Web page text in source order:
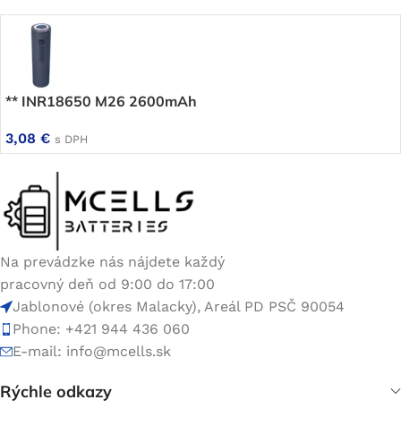
** INR18650 M26 2600mAh
3,08 € s DPH
Na prevádzke nás nájdete každý
pracovný deň od 9:00 do 17:00
Jablonové (okres Malacky), Areál PD PSČ 90054
Phone: +421 944 436 060
E-mail: info@mcells.sk
Rýchle odkazy